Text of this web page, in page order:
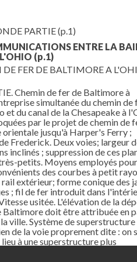
PARTIE(p.1)
ENTRE LA
(p.1)
FER DE BALTIMORE A
Chemin de fer de Baltimore à
simultanée du chemin de
et du canal de la Chesapeake à
par le projet de chemin de
orientale jusqu'à Harper's Ferry ;
Frederick. Deux voies; largeur
inclinés ; suppression de ces
petits. Moyens employés pour
des courbes à petit
rail extérieur; forme conique des
; fil de fer introduit dans
usitée. L'élévation de la
Baltimore doit être attribuée en
ville. Système de superstructure
de la voie proprement dite : on
à une superstructure plus